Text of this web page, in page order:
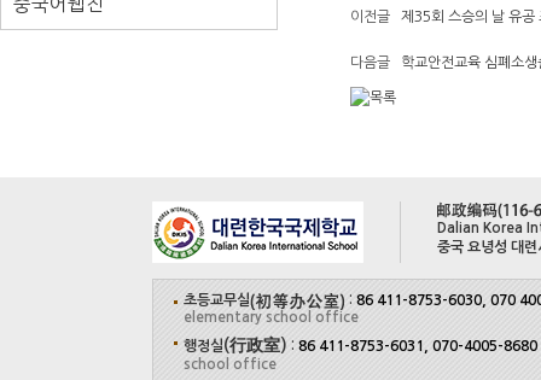
중국어웹진
이전글 제35회 스승의 날 유공
다음글 학교안전교육 심폐소
Dalian Korea
중국 요녕성 대
초등교무실 : 86 411-8753-6030, 070
elementary school office
행정실(行政室) : 86 411-8753-6031, 070-4005-8680
school office